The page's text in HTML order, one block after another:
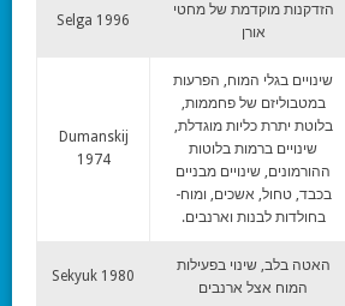
הזדקנות מוקדמת של מחטי
אורן
Selga 1996
שינויים בגלי המוח, הפרעות
במטבוליזם של פחממות,
בלוטת יתרת כליות מוגדלת,
שינויים ברמות בלוטות
ההורמונים, שינויים מבניים
בכבד, טחול, אשכים, ומוח-
בחולדות לבנות וארנבים.
Dumanskij
1974
האטה בלב, שינוי בפעילות
המוח אצל ארנבים
Sekyuk 1980